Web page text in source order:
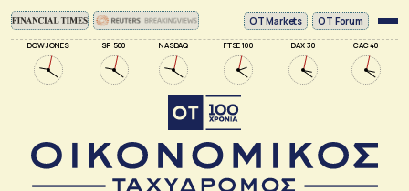
DOW JONES SP 500 NASDAQ FTSE 100 DAX 30 CAC 40
ΟΤ Markets OT Forum